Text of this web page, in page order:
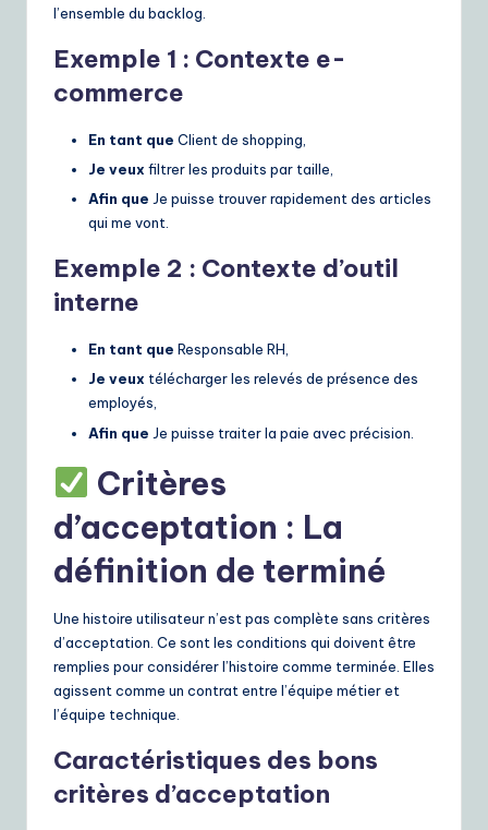
l’ensemble du backlog.
Exemple 1 : Contexte e-
commerce
En tant que Client de shopping,
Je veux filtrer les produits par taille,
Afin que Je puisse trouver rapidement des articles
qui me vont.
Exemple 2 : Contexte d’outil
interne
En tant que Responsable RH,
Je veux télécharger les relevés de présence des
employés,
Afin que Je puisse traiter la paie avec précision.
Critères
d’acceptation : La
définition de terminé
Une histoire utilisateur n’est pas complète sans critères
d’acceptation. Ce sont les conditions qui doivent être
remplies pour considérer l’histoire comme terminée. Elles
agissent comme un contrat entre l’équipe métier et
l’équipe technique.
Caractéristiques des bons
critères d’acceptation